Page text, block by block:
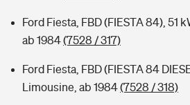
Ford Fiesta, FBD (FIESTA 84), 51
ab 1984(7528 / 317)
Ford Fiesta, FBD (FIESTA 84
Limousine, ab 1984(7528 / 318)